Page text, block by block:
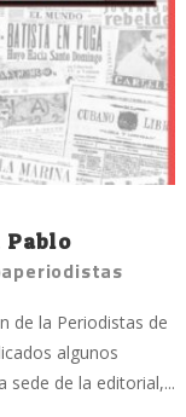
de la Periodistas de
algunos
sede de la editorial,...